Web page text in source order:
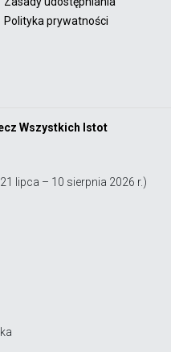
Polityka prywatności
Wszystkich Istot
lipca – 10 sierpnia 2026 r.)